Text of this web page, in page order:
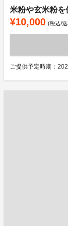
米粉や玄米粉
¥10,000 (税込/
ご提供予定時期：